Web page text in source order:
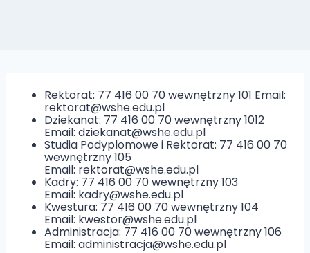
Rektorat: 77 416 00 70 wewnętrzny 101 Email:
rektorat@wshe.edu.pl
Dziekanat: 77 416 00 70 wewnętrzny 1012
Email: dziekanat@wshe.edu.pl
Studia Podyplomowe i Rektorat: 77 416 00 70
wewnętrzny 105
Email: rektorat@wshe.edu.pl
Kadry: 77 416 00 70 wewnętrzny 103
Email: kadry@wshe.edu.pl
Kwestura: 77 416 00 70 wewnętrzny 104
Email: kwestor@wshe.edu.pl
Administracja: 77 416 00 70 wewnętrzny 106
Email: administracja@wshe.edu.pl